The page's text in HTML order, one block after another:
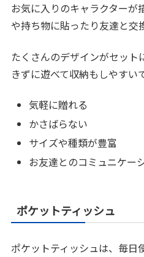
お気に入りのキャラクターが
や持ち物に貼ったり友達と交
たくさんのデザインがセッ
きずに遊べて収納もしやすい
気軽に贈れる
かさばらない
サイズや種類が豊富
お友達とのコミュニケー
ポケットティッシュ
ポケットティッシュは、毎日